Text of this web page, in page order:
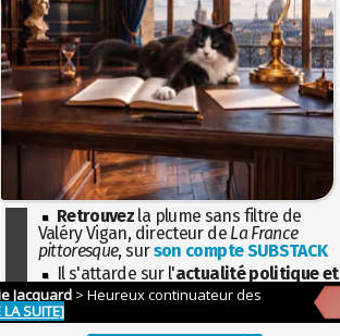
Retrouvez la plume sans filtre de
Valéry Vigan, directeur de La France
pittoresque, surson compte SUBSTACK
Il s'attarde sur l'actualité politique et
sociétaleavec la hauteur de vue de
l'Histoire